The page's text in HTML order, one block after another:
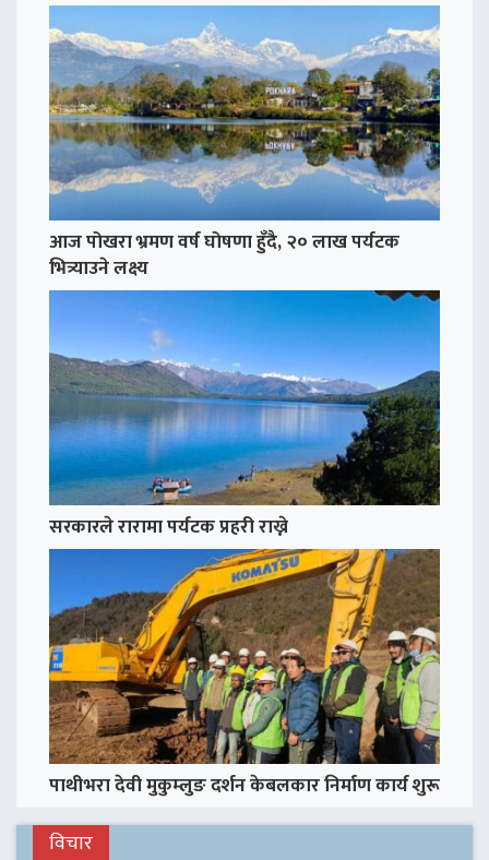
आज पोखरा भ्रमण वर्ष घोषणा हुँदै, २० लाख पर्यटक
भित्र्याउने लक्ष्य
सरकारले रारामा पर्यटक प्रहरी राख्ने
पाथीभरा देवी मुकुम्लुङ दर्शन केबलकार निर्माण कार्य शुरू
विचार